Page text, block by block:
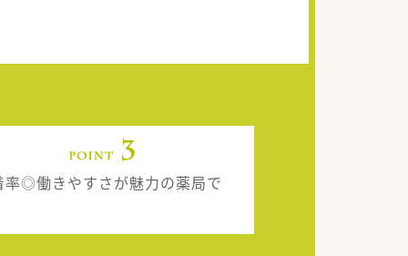
率◎働きやすさが魅力の薬局で